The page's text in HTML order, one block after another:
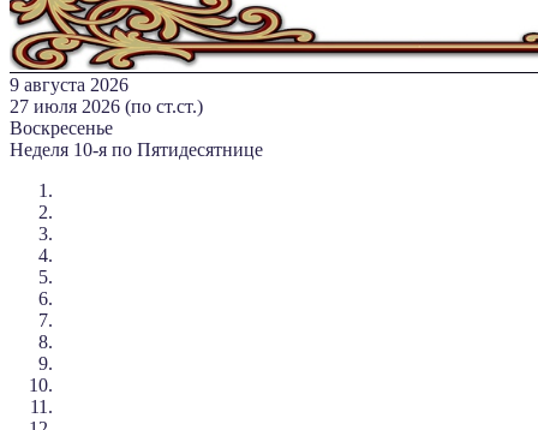
9 августа 2026
27 июля 2026 (по ст.ст.)
Воскресенье
Неделя 10-я по Пятидесятнице